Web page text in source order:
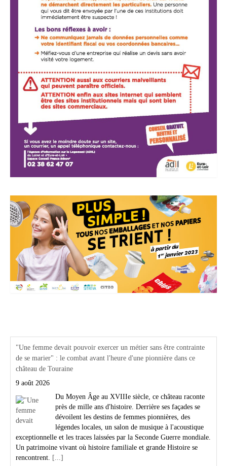
"Une femme devait pouvoir exercer un métier sans être contrainte
de se marier" : le combat avant l'heure d'une pionnière dans ce
château de Touraine
9 août 2026
Du Moyen Âge au XVIIIe siècle, ce château raconte
près de mille ans d'histoire. Derrière ses façades se
dévoilent les destins de femmes pionnières, des
légendes locales, un salon de musique à l'acoustique
exceptionnelle et les traces laissées par la Seconde Guerre mondiale.
Un patrimoine vivant où histoire familiale et grande Histoire se
rencontrent. [...]